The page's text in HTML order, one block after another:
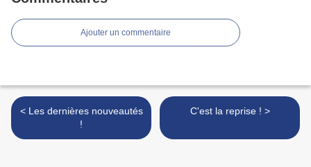
Ajouter un commentaire
< Les dernières nouveautés
!
C'est la reprise ! >